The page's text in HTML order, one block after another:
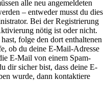
alle neu angemeldeten
– entweder musst du dies
Bei der Registrierung
nötig ist oder nicht.
folge den dort enthaltenen
ob du deine E-Mail-Adresse
E-Mail von einem Spam-
dir sicher bist, dass deine E-
wurde, dann kontaktiere